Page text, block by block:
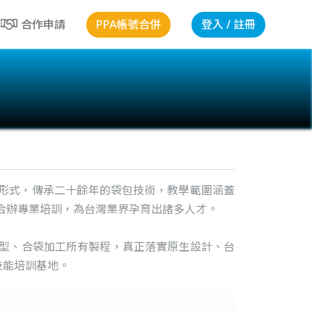
合作申請 PPA帳號合併 登入 / 註冊
，傳承二十餘年的袋包技術，教學範圍涵蓋
專業培訓，為台灣業界孕育出諸多人才。
、合袋加工所有製程，真正落實原生設計、台
培訓基地。